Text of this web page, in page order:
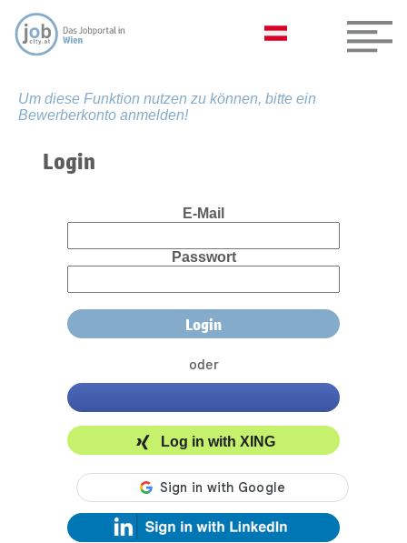
Um diese Funktion nutzen zu können, bitte ein
Bewerberkonto anmelden!
Login
E-Mail
Passwort
oder
Log in with XING